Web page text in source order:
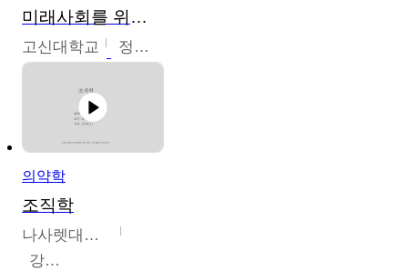
미래사회를 위한 진로 탐색 및 설계
고신대학교 정주영
의약학
조직학
나사렛대학교
강지언